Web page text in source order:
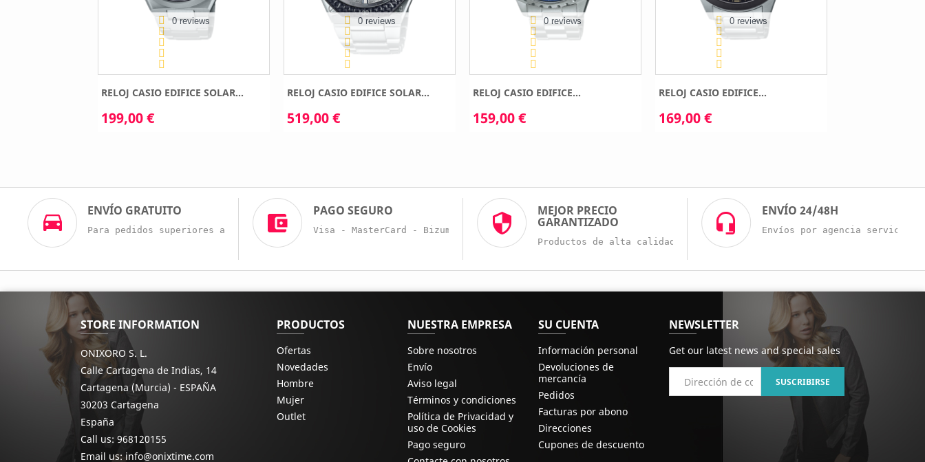
0 reviews
RELOJ CASIO EDIFICE SOLAR...
199,00 €
0 reviews
RELOJ CASIO EDIFICE SOLAR...
519,00 €
0 reviews
RELOJ CASIO EDIFICE...
159,00 €
0 reviews
RELOJ CASIO EDIFICE...
169,00 €
ENVÍO GRATUITO
Para pedidos superiores a 60€
PAGO SEGURO
Visa - MasterCard - Bizum - Trans. Bancaria
MEJOR PRECIO
GARANTIZADO
Productos de alta calidad a buenos precios.
ENVÍO 24/48H
Envíos por agencia servicio
STORE INFORMATION
ONIXORO S. L.
Calle Cartagena de Indias, 14
Cartagena (Murcia) - ESPAÑA
30203 Cartagena
España
Call us: 968120155
Email us: info@onixtime.com
PRODUCTOS
Ofertas
Novedades
Hombre
Mujer
Outlet
NUESTRA EMPRESA
Sobre nosotros
Envío
Aviso legal
Términos y condiciones
Política de Privacidad y
uso de Cookies
Pago seguro
SU CUENTA
Información personal
Devoluciones de
mercancía
Pedidos
Facturas por abono
Direcciones
Cupones de descuento
NEWSLETTER
Get our latest news and special sales